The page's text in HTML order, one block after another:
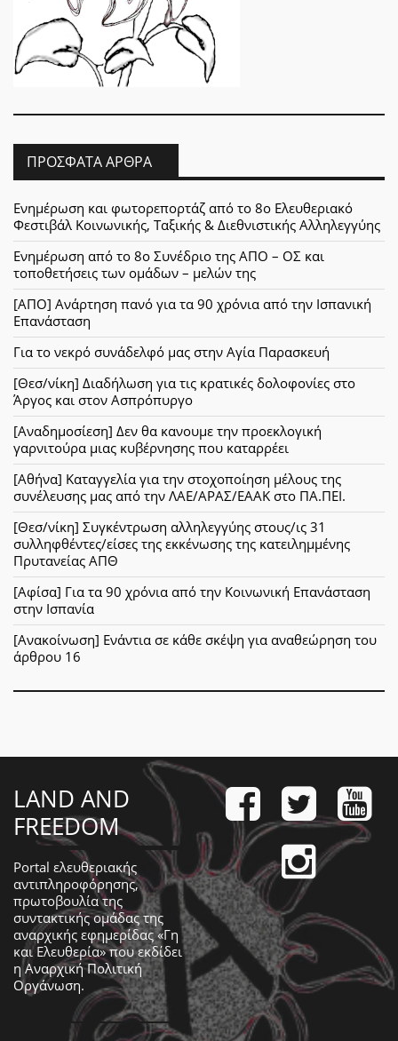
ΠΡΌΣΦΑΤΑ ΆΡΘΡΑ
Ενημέρωση και φωτορεπορτάζ από το 8ο Ελευθεριακό
Φεστιβάλ Κοινωνικής, Ταξικής & Διεθνιστικής Αλληλεγγύης
Ενημέρωση από το 8ο Συνέδριο της ΑΠΟ – ΟΣ και
τοποθετήσεις των ομάδων – μελών της
[ΑΠΟ] Ανάρτηση πανό για τα 90 χρόνια από την Ισπανική
Επανάσταση
Για το νεκρό συνάδελφό μας στην Αγία Παρασκευή
[Θεσ/νίκη] Διαδήλωση για τις κρατικές δολοφονίες στο
Άργος και στον Ασπρόπυργο
[Αναδημοσίεση] Δεν θα κανουμε την προεκλογική
γαρνιτούρα μιας κυβέρνησης που καταρρέει
[Αθήνα] Καταγγελία για την στοχοποίηση μέλους της
συνέλευσης μας από την ΛΑΕ/ΑΡΑΣ/ΕΑΑΚ στο ΠΑ.ΠΕΙ.
[Θεσ/νίκη] Συγκέντρωση αλληλεγγύης στους/ις 31
συλληφθέντες/είσες της εκκένωσης της κατειλημμένης
Πρυτανείας ΑΠΘ
[Αφίσα] Για τα 90 χρόνια από την Κοινωνική Επανάσταση
στην Ισπανία
[Ανακοίνωση] Ενάντια σε κάθε σκέψη για αναθεώρηση του
άρθρου 16
LAND AND
FREEDOM
Portal ελευθεριακής
αντιπληροφόρησης,
πρωτοβουλία της
συντακτικής ομάδας της
αναρχικής εφημερίδας «Γη
και Ελευθερία» που εκδίδει
ηΑναρχική Πολιτική
Οργάνωση.